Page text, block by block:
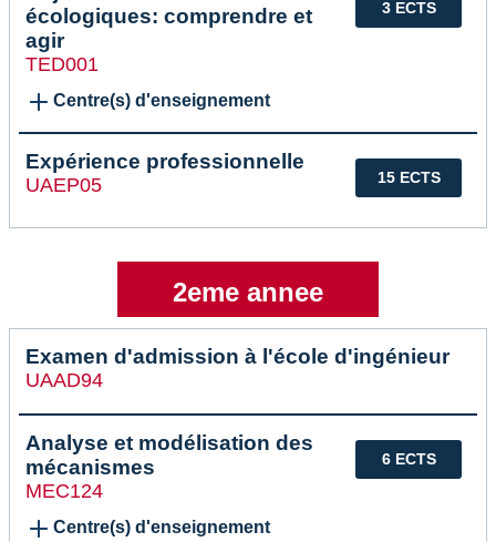
3 ECTS
écologiques: comprendre et
agir
TED001
Centre(s) d'enseignement
15 ECTS
Expérience professionnelle
UAEP05
2eme annee
Examen d'admission à l'école d'ingénieur
UAAD94
6 ECTS
Analyse et modélisation des
mécanismes
MEC124
Centre(s) d'enseignement